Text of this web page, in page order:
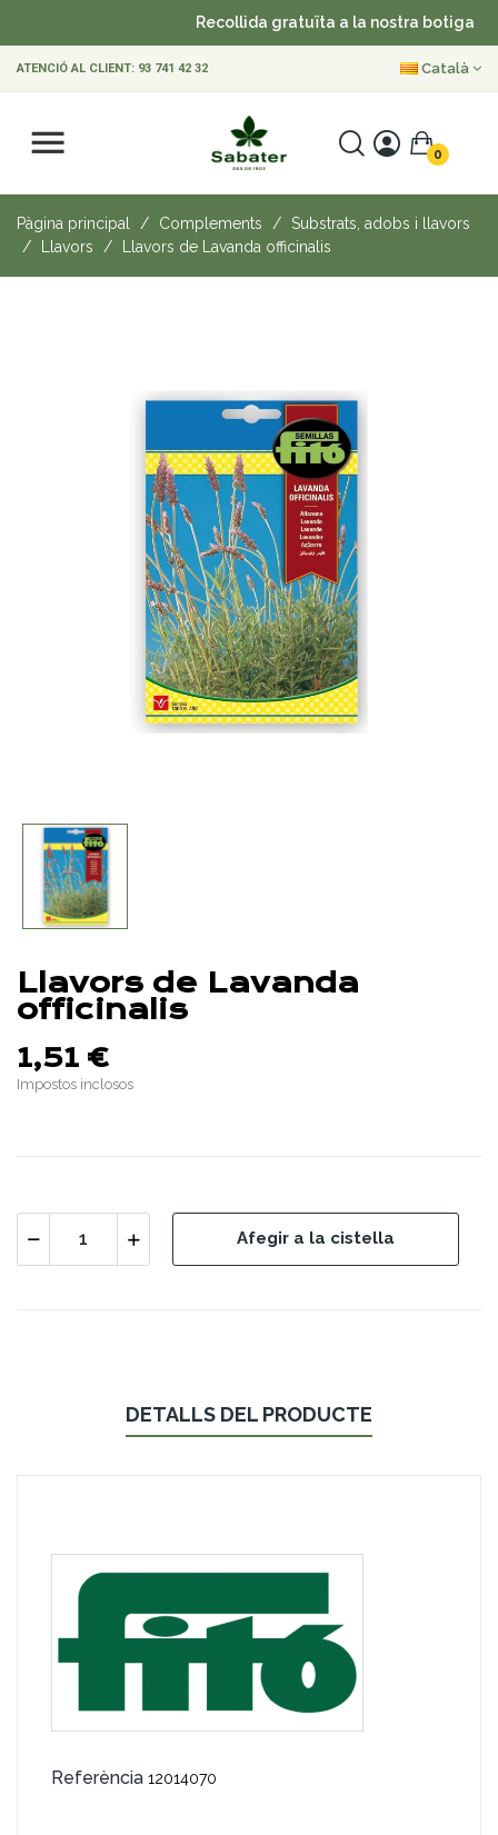
Recollida gratuïta a la nostra botiga
ATENCIÓ AL CLIENT: 93 741 42 32 Català
0
Pàgina principal Complements
Substrats, adobs i llavors
Llavors
Llavors de Lavanda officinalis
Llavors de Lavanda
officinalis
1,51 €
Impostos inclosos
Afegir a la cistella
DETALLS DEL PRODUCTE
Referència 12014070